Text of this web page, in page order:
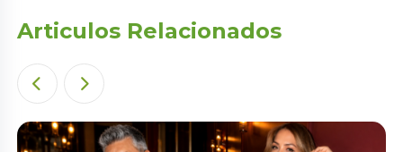
Articulos Relacionados